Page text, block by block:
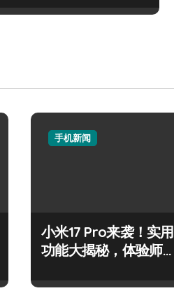
手机新闻
小米17 Pro来袭！实用
功能大揭秘，体验师抢